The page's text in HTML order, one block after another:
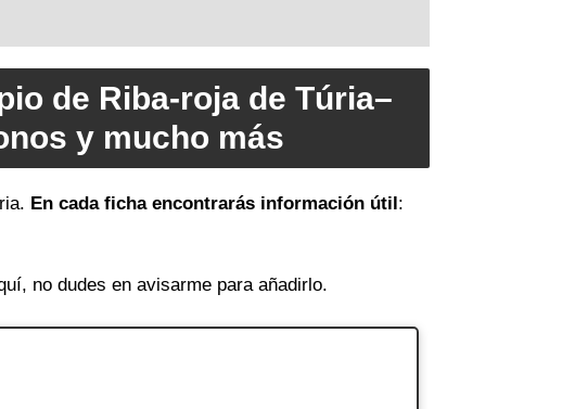
de Riba-roja de Túria–
y mucho más
En cada ficha encontrarás información útil:
no dudes en avisarme para añadirlo.